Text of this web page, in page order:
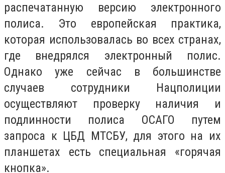
распечатанную версию электронного
полиса. Это европейская практика,
которая использовалась во всех странах,
где внедрялся электронный полис.
Однако уже сейчас в большинстве
случаев сотрудники Нацполиции
осуществляют проверку наличия и
подлинности полиса ОСАГО путем
запроса к ЦБД МТСБУ, для этого на их
планшетах есть специальная «горячая
кнопка».